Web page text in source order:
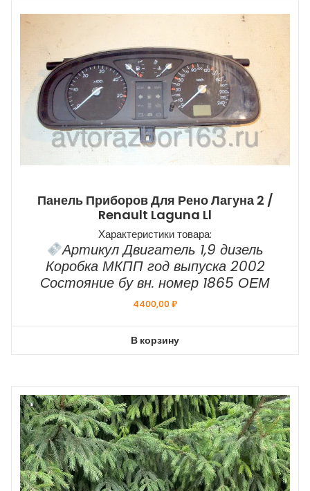
Панель Приборов Для Рено Лагуна 2 /
Renault Laguna Ll
Характеристики товара:
Артикул Двигатель 1,9 дизель
Коробка МКПП год выпуска 2002
Состояние бу вн. номер 1865 ОЕМ
4400,00₽
В корзину